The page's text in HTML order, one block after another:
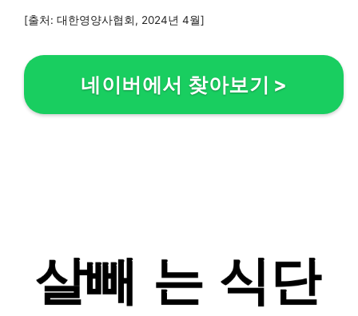
[출처: 대한영양사협회, 2024년 4월]
네이버에서 찾아보기 >